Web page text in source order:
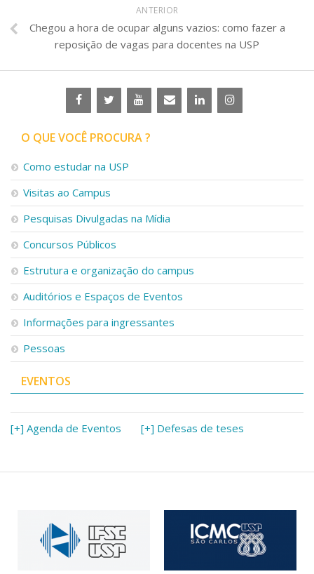
ANTERIOR
Chegou a hora de ocupar alguns vazios: como fazer a
reposição de vagas para docentes na USP
O QUE VOCÊ PROCURA ?
Como estudar na USP
Visitas ao Campus
Pesquisas Divulgadas na Mídia
Concursos Públicos
Estrutura e organização do campus
Auditórios e Espaços de Eventos
Informações para ingressantes
Pessoas
EVENTOS
[+] Agenda de Eventos [+] Defesas de teses